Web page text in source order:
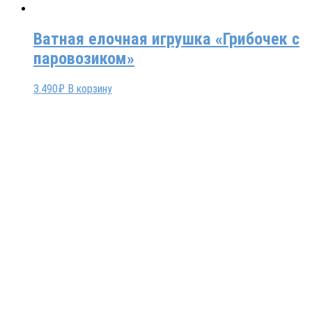
Ватная елочная игрушка «Грибочек с
паровозиком»
3.490₽ В корзину